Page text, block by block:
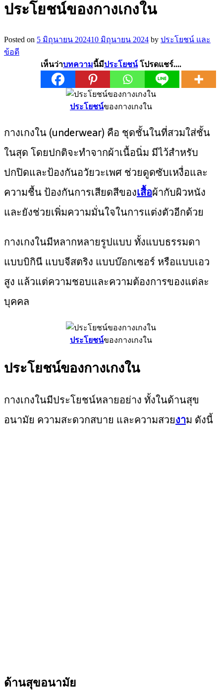
ประโยชน์ของกางเกงใน
Posted on 5 มิถุนายน 202410 มิถุนายน 2024 by ประโยชน์ และ
ข้อดี
เห็นว่าบทความนี้มีประโยชน์โปรดแชร์....
ประโยชน์ของกางเกงใน
กางเกงใน (underwear) คือ ชุดชั้นในที่สวมใส่ชั้น
ในสุด โดยปกติจะทำจากผ้าเนื้อนิ่ม มีไว้สำหรับ
ปกปิดและป้องกันอวัยวะเพศ ช่วยดูดซับเหงื่อและ
ความชื้น ป้องกันการเสียดสีของเสื้อผ้ากับผิวหนัง
และยังช่วยเพิ่มความมั่นใจในการแต่งตัวอีกด้วย
กางเกงในมีหลากหลายรูปแบบ ทั้งแบบธรรมดา
แบบบิกินี แบบจีสตริง แบบบ๊อกเซอร์ หรือแบบเอว
สูง แล้วแต่ความชอบและความต้องการของแต่ละ
บุคคล
ประโยชน์ของกางเกงใน
ประโยชน์ของกางเกงใน
กางเกงในมีประโยชน์หลายอย่าง ทั้งในด้านสุข
อนามัย ความสะดวกสบาย และความสวยงาม ดังนี้
ด้านสุขอนามัย